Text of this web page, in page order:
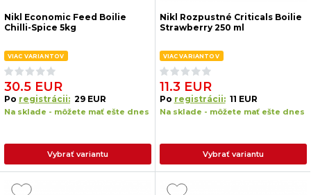
Nikl Economic Feed Boilie
Chilli-Spice 5kg
VIAC VARIANTOV
30.5 EUR
Po registrácii: 29 EUR
Na sklade - môžete mať ešte dnes
Vybrať variantu
Nikl Rozpustné Criticals Boilie
Strawberry 250 ml
VIAC VARIANTOV
11.3 EUR
Po registrácii: 11 EUR
Na sklade - môžete mať ešte dnes
Vybrať variantu